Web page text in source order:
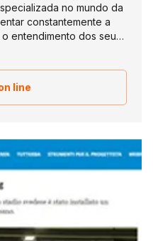
no mundo da
constantemente a
entendimento dos seus
line